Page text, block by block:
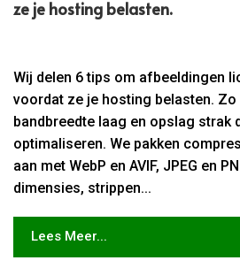
ze je hosting belasten.
Wij delen 6 tips om afbeeldingen
voordat ze je hosting belasten.
bandbreedte laag en opslag strak
optimaliseren. We pakken
aan met WebP en AVIF, JPEG en
dimensies, strippen...
Lees Meer...